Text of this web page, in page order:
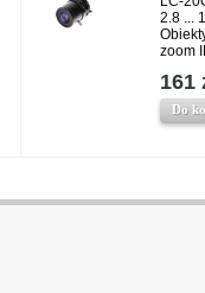
2.8 ...
zoom
161
Do